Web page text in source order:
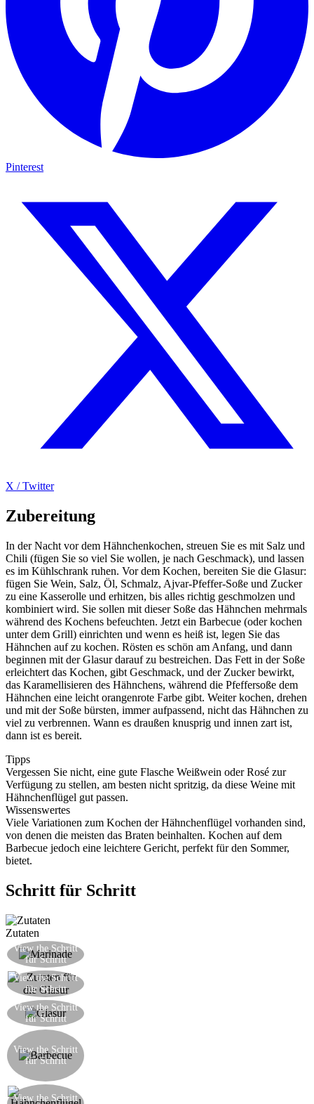
Pinterest
X / Twitter
Zubereitung
In der Nacht vor dem Hähnchenkochen, streuen Sie es mit Salz und
Chili (fügen Sie so viel Sie wollen, je nach Geschmack), und lassen
es im Kühlschrank ruhen. Vor dem Kochen, bereiten Sie die Glasur:
fügen Sie Wein, Salz, Öl, Schmalz, Ajvar-Pfeffer-Soße und Zucker
zu eine Kasserolle und erhitzen, bis alles richtig geschmolzen und
kombiniert wird. Sie sollen mit dieser Soße das Hähnchen mehrmals
während des Kochens befeuchten. Jetzt ein Barbecue (oder kochen
unter dem Grill) einrichten und wenn es heiß ist, legen Sie das
Hähnchen auf zu kochen. Rösten es schön am Anfang, und dann
beginnen mit der Glasur darauf zu bestreichen. Das Fett in der Soße
erleichtert das Kochen, gibt Geschmack, und der Zucker bewirkt,
das Karamellisieren des Hähnchens, während die Pfeffersoße dem
Hähnchen eine leicht orangenrote Farbe gibt. Weiter kochen, drehen
und mit der Soße bürsten, immer aufpassend, nicht das Hähnchen zu
viel zu verbrennen. Wann es draußen knusprig und innen zart ist,
dann ist es bereit.
Tipps
Vergessen Sie nicht, eine gute Flasche Weißwein oder Rosé zur
Verfügung zu stellen, am besten nicht spritzig, da diese Weine mit
Hähnchenflügel gut passen.
Wissenswertes
Viele Variationen zum Kochen der Hähnchenflügel vorhanden sind,
von denen die meisten das Braten beinhalten. Kochen auf dem
Barbecue jedoch eine leichtere Gericht, perfekt für den Sommer,
bietet.
Schritt für Schritt
Zutaten
View the Schritt
für Schritt
View the Schritt
für Schritt
View the Schritt
für Schritt
View the Schritt
für Schritt
View the Schritt